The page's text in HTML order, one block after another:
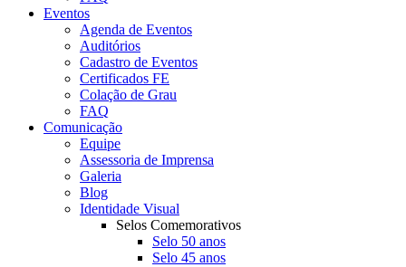
Eventos
Agenda de Eventos
Auditórios
Cadastro de Eventos
Certificados FE
Colação de Grau
FAQ
Comunicação
Equipe
Assessoria de Imprensa
Galeria
Blog
Identidade Visual
Selos Comemorativos
Selo 50 anos
Selo 45 anos